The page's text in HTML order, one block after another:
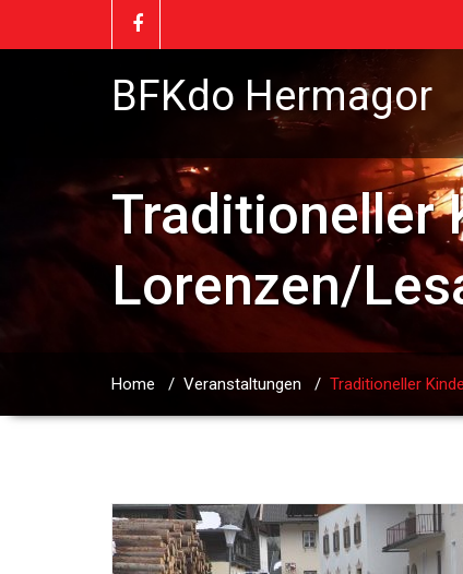
BFKdo Hermagor
Traditioneller
Lorenzen/
Home / Veranstaltungen / Traditioneller